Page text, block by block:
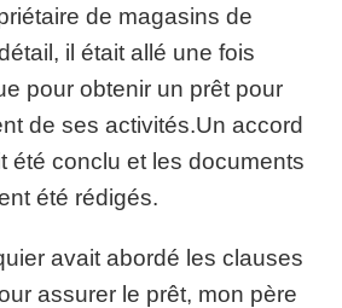
de magasins de
il était allé une fois
pour obtenir un prêt pour
de ses activités.Un accord
été conclu et les documents
été rédigés.
avait abordé les clauses
assurer le prêt, mon père